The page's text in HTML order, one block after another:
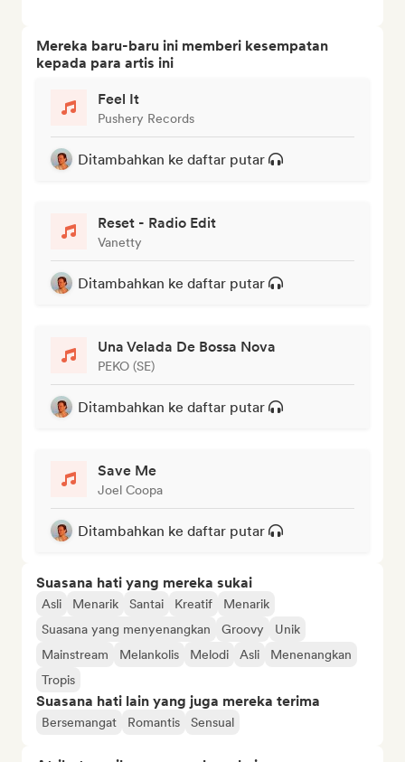
Mereka baru-baru ini memberi kesempatan
kepada para artis ini
Feel It
Pushery Records
Ditambahkan ke daftar putar
Reset - Radio Edit
Vanetty
Ditambahkan ke daftar putar
Una Velada De Bossa Nova
PEKO (SE)
Ditambahkan ke daftar putar
Save Me
Joel Coopa
Ditambahkan ke daftar putar
Suasana hati yang mereka sukai
Asli Menarik Santai Kreatif
Menarik
Suasana yang menyenangkan
Groovy
Unik
Mainstream
Melankolis Melodi Asli
Menenangkan
Tropis
Suasana hati lain yang juga mereka terima
Bersemangat Romantis Sensual